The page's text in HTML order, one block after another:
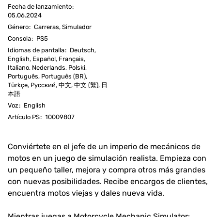
Fecha de lanzamiento:
05.06.2024
Género: Carreras, Simulador
Consola: PS5
Idiomas de pantalla: Deutsch,
English, Español, Français,
Italiano, Nederlands, Polski,
Português, Português (BR),
Türkçe, Русский, 中文, 中文 (繁), 日
本語
Voz: English
Artículo PS: 10009807
Conviértete en el jefe de un imperio de mecánicos de
motos en un juego de simulación realista. Empieza con
un pequeño taller, mejora y compra otros más grandes
con nuevas posibilidades. Recibe encargos de clientes,
encuentra motos viejas y dales nueva vida.